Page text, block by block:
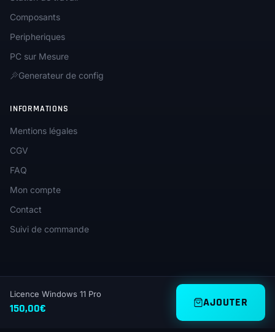
Licence Windows 11 Pro
150,00€ AJOUTER
Composants
Peripheriques
PC sur Mesure
Generateur de config
INFORMATIONS
Mentions légales
CGV
FAQ
Mon compte
Contact
Suivi de commande
© 2026 Unica.gg — Tous droits réservés